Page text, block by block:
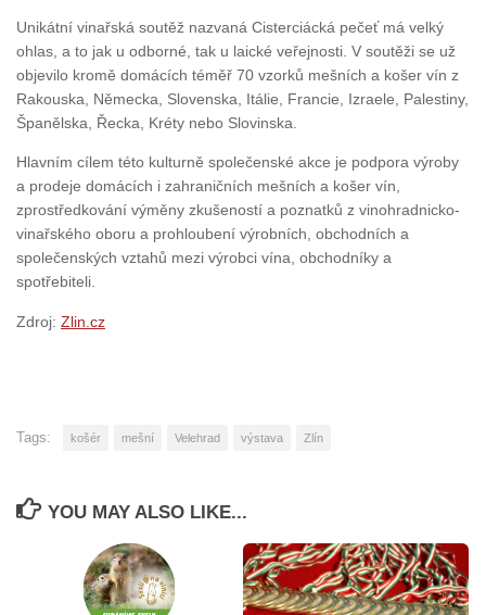
Unikátní vinařská soutěž nazvaná Cisterciácká pečeť má velký
ohlas, a to jak u odborné, tak u laické veřejnosti. V soutěži se už
objevilo kromě domácích téměř 70 vzorků mešních a košer vín z
Rakouska, Německa, Slovenska, Itálie, Francie, Izraele, Palestiny,
Španělska, Řecka, Kréty nebo Slovinska.
Hlavním cílem této kulturně společenské akce je podpora výroby
a prodeje domácích i zahraničních mešních a košer vín,
zprostředkování výměny zkušeností a poznatků z vinohradnicko-
vinařského oboru a prohloubení výrobních, obchodních a
společenských vztahů mezi výrobci vína, obchodníky a
spotřebiteli.
Zdroj: Zlin.cz
Tags: košér mešní Velehrad výstava Zlín
YOU MAY ALSO LIKE...